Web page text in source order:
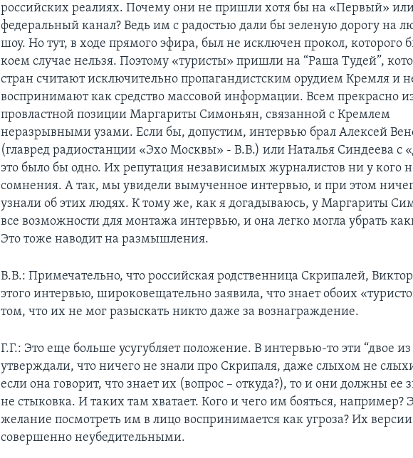
российских реалиях. Почему они не пришли хотя бы на «Первый»
федеральный канал? Ведь им с радостью дали бы зеленую дорогу на
шоу. Но тут, в ходе прямого эфира, был не исключен прокол, которого
коем случае нельзя. Поэтому «туристы» пришли на “Раша Тудей”,
стран считают исключительно пропагандистским орудием Кремля и
воспринимают как средство массовой информации. Всем прекрасно
провластной позиции Маргариты Симоньян, связанной с Кремлем
неразрывными узами. Если бы, допустим, интервью брал Алексей
(главред радиостанции «Эхо Москвы» - В.В.) или Наталья Синдеева с
это было бы одно. Их репутация независимых журналистов ни у кого
сомнения. А так, мы увидели вымученное интервью, и при этом
узнали об этих людях. К тому же, как я догадываюсь, у Маргариты
все возможности для монтажа интервью, и она легко могла убрать
Это тоже наводит на размышления.
В.В.: Примечательно, что российская родственница Скрипалей,
этого интервью, широковещательно заявила, что знает обоих
том, что их не мог разыскать никто даже за вознаграждение.
Г.Г.: Это еще больше усугубляет положение. В интервью-то эти “двое
утверждали, что ничего не знали про Скрипаля, даже слыхом не
если она говорит, что знает их (вопрос – откуда?), то и они должны ее
не стыковка. И таких там хватает. Кого и чего им бояться, например?
желание посмотреть им в лицо воспринимается как угроза? Их
совершенно неубедительными.